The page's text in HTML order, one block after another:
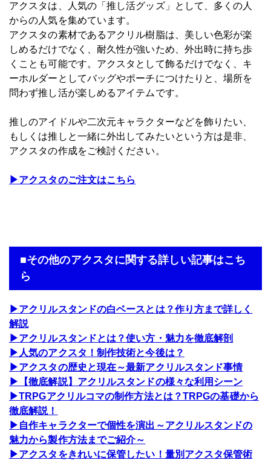
アクスタは、人気の「推し活グッズ」として、多くの人
からの人気を集めています。
アクスタの素材であるアクリル樹脂は、美しい色彩が楽
しめるだけでなく、耐久性が強いため、外出時に持ち歩
くことも可能です。アクスタとして飾るだけでなく、キ
ーホルダーとしてバッグやポーチにつけたりと、場所を
問わず推し活が楽しめるアイテムです。
推しのアイドルや二次元キャラクターなどを飾りたい、
もしくは推しと一緒に外出してみたいという方は是非、
アクスタの作成をご検討ください。
▶アクスタのご注文はこちら
■その他のアクスタに関する詳しい記事はこち
ら
▶アクリルスタンドの白ベースとは？作り方まで詳しく
解説
▶アクリルスタンドとは？使い方・魅力を徹底解剖
▶人気のアクスタ！制作技術と今後は？
▶アクスタの歴史と現在～最新アクリルスタンド事情
▶【徹底解説】アクリルスタンドの様々な利用シーン
▶TRPGアクリルコマの制作方法とは？TRPGの基礎から
徹底解説！
▶自作キャラクターで個性を演出～アクリルスタンドの
魅力から製作方法までご紹介～
▶アクスタをきれいに保管したい！量別アクスタ保管術